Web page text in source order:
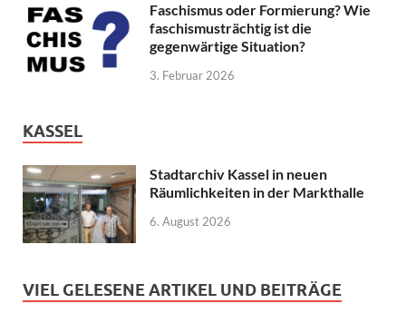
Faschismus oder Formierung? Wie
faschismusträchtig ist die
gegenwärtige Situation?
3. Februar 2026
KASSEL
Stadtarchiv Kassel in neuen
Räumlichkeiten in der Markthalle
6. August 2026
VIEL GELESENE ARTIKEL UND BEITRÄGE